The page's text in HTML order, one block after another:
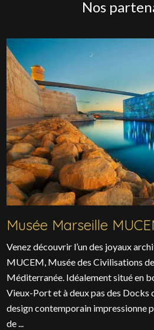
Nos
Musée Marseille
Venez découvrir l’un des joyaux
MUCEM, Musée des Civilisations de
Méditerranée. Idéalement situé en
Vieux-Port et à deux pas des Docks
design contemporain impressionne
de ...